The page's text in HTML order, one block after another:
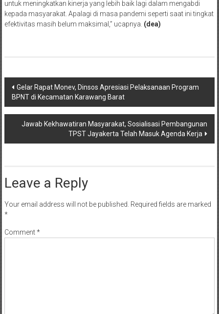
untuk meningkatkan kinerja yang lebih baik lagi dalam mengabdi
kepada masyarakat. Apalagi di masa pandemi seperti saat ini tingkat
efektivitas masih belum maksimal,” ucapnya. (dea)
Post
navigation
Gelar Rapat Monev, Dinsos Apresiasi Pelaksanaan Program
BPNT di Kecamatan Karawang Barat
Jawab Kekhawatiran Masyarakat, Sosialisasi Pembangunan
TPST Jayakerta Telah Masuk Agenda Kerja
Leave a Reply
Your email address will not be published. Required fields are marked
*
Comment*